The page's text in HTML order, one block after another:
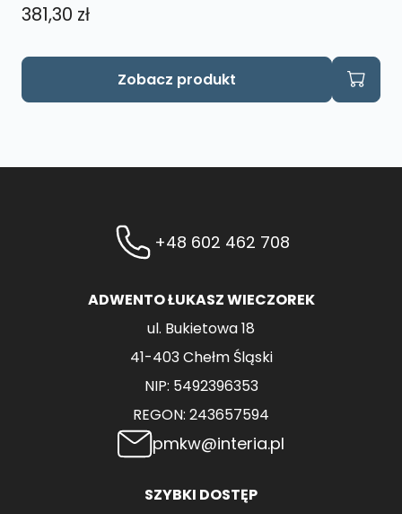
381,30 zł
Zobacz produkt
+48 602 462 708
ADWENTO ŁUKASZ WIECZOREK
ul. Bukietowa 18
41-403 Chełm Śląski
NIP: 5492396353
REGON: 243657594
pmkw@interia.pl
SZYBKI DOSTĘP